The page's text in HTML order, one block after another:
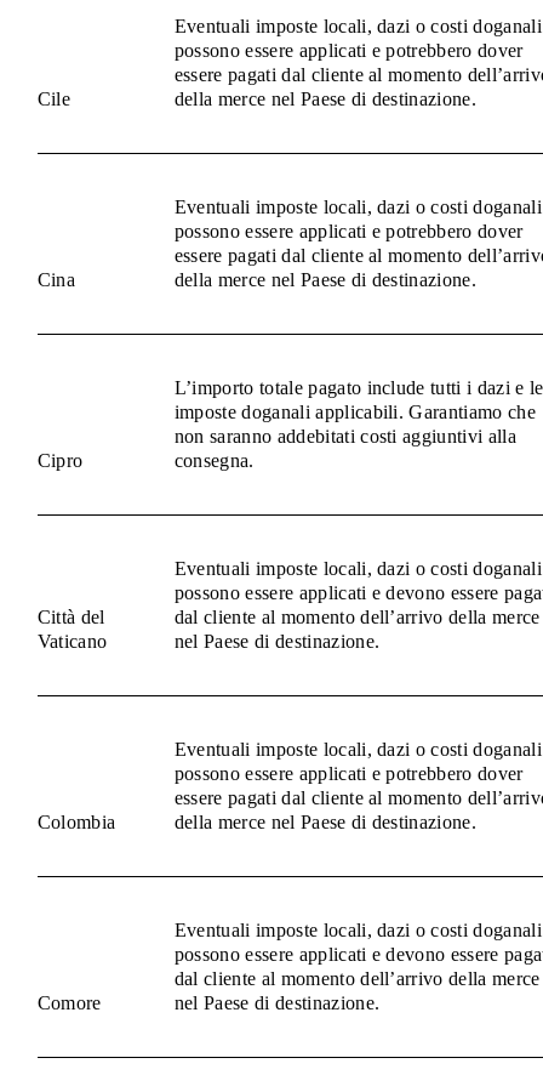
Cile
Eventuali imposte locali, dazi o costi doganali
possono essere applicati e potrebbero dover
essere pagati dal cliente al momento
della merce nel Paese di destinazione.
Cina
Eventuali imposte locali, dazi o costi doganali
possono essere applicati e potrebbero dover
essere pagati dal cliente al momento
della merce nel Paese di destinazione.
Cipro
L’importo totale pagato include tutti i dazi e le
imposte doganali applicabili. Garantiamo che
non saranno addebitati costi aggiuntivi alla
consegna.
Città del
Vaticano
Eventuali imposte locali, dazi o costi doganali
possono essere applicati e devono essere
dal cliente al momento dell’arrivo della merce
nel Paese di destinazione.
Colombia
Eventuali imposte locali, dazi o costi doganali
possono essere applicati e potrebbero dover
essere pagati dal cliente al momento
della merce nel Paese di destinazione.
Comore
Eventuali imposte locali, dazi o costi doganali
possono essere applicati e devono essere
dal cliente al momento dell’arrivo della merce
nel Paese di destinazione.